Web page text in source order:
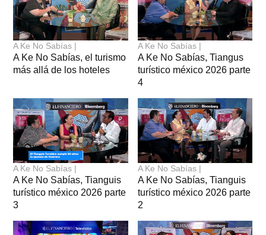
A Ke No Sabías |
A Ke No Sabías, el turismo
más allá de los hoteles
A Ke No Sabías |
A Ke No Sabías, Tiangus
turístico méxico 2026 parte
4
A Ke No Sabías |
A Ke No Sabías, Tianguis
turístico méxico 2026 parte
3
A Ke No Sabías |
A Ke No Sabías, Tianguis
turístico méxico 2026 parte
2